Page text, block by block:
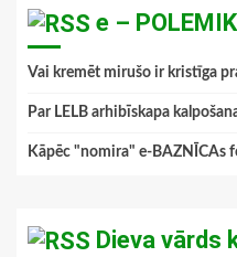
e –
Vai kremēt mirušo ir kristīga
Par LELB arhibīskapa
Kāpēc "nomira" e-BAZNĪCAs
Dieva vārds